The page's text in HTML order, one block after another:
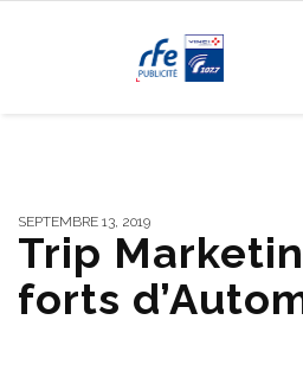
SEPTEMBRE 13, 2019
Trip
forts